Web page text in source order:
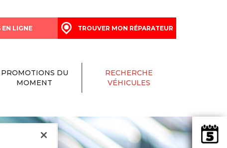
EN LIGNE TROUVER MON RÉPARATEUR
PROMOTIONS DU
MOMENT
RECHERCHE
VÉHICULES